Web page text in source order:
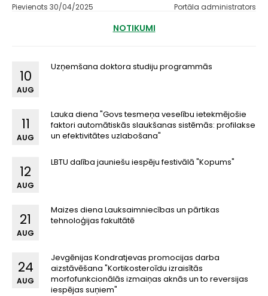
Pievienots 30/04/2025 Portāla administrators
NOTIKUMI
Uzņemšana doktora studiju programmās
10
AUG
Lauka diena "Govs tesmeņa veselību ietekmējošie
faktori automātiskās slaukšanas sistēmās: profilakse
un efektivitātes uzlabošana"
11
AUG
LBTU dalība jauniešu iespēju festivālā "Kopums"
12
AUG
Maizes diena Lauksaimniecības un pārtikas
tehnoloģijas fakultātē
21
AUG
Jevgēnijas Kondratjevas promocijas darba
aizstāvēšana "Kortikosteroīdu izraisītās
morfofunkcionālās izmaiņas aknās un to reversijas
iespējas suņiem"
24
AUG